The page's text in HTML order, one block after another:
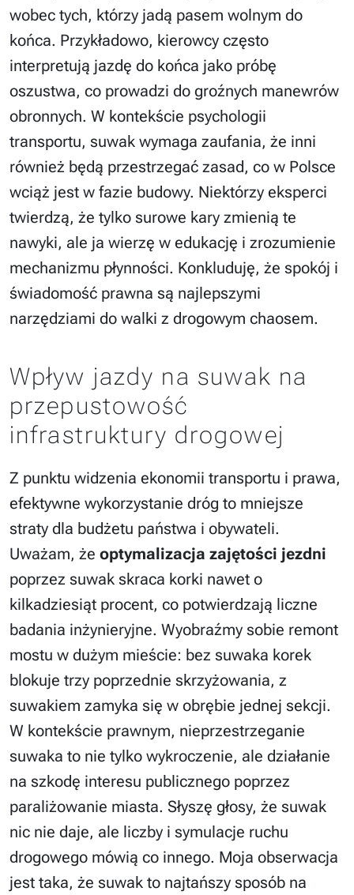
wobec tych, którzy jadą pasem wolnym do
końca. Przykładowo, kierowcy często
interpretują jazdę do końca jako próbę
oszustwa, co prowadzi do groźnych manewrów
obronnych. W kontekście psychologii
transportu, suwak wymaga zaufania, że inni
również będą przestrzegać zasad, co w Polsce
wciąż jest w fazie budowy. Niektórzy eksperci
twierdzą, że tylko surowe kary zmienią te
nawyki, ale ja wierzę w edukację i zrozumienie
mechanizmu płynności. Konkluduję, że spokój i
świadomość prawna są najlepszymi
narzędziami do walki z drogowym chaosem.
Wpływ jazdy na suwak na
przepustowość
infrastruktury drogowej
Z punktu widzenia ekonomii transportu i prawa,
efektywne wykorzystanie dróg to mniejsze
straty dla budżetu państwa i obywateli.
Uważam, że optymalizacja zajętości jezdni
poprzez suwak skraca korki nawet o
kilkadziesiąt procent, co potwierdzają liczne
badania inżynieryjne. Wyobraźmy sobie remont
mostu w dużym mieście: bez suwaka korek
blokuje trzy poprzednie skrzyżowania, z
suwakiem zamyka się w obrębie jednej sekcji.
W kontekście prawnym, nieprzestrzeganie
suwaka to nie tylko wykroczenie, ale działanie
na szkodę interesu publicznego poprzez
paraliżowanie miasta. Słyszę głosy, że suwak
nic nie daje, ale liczby i symulacje ruchu
drogowego mówią co innego. Moja obserwacja
jest taka, że suwak to najtańszy sposób na